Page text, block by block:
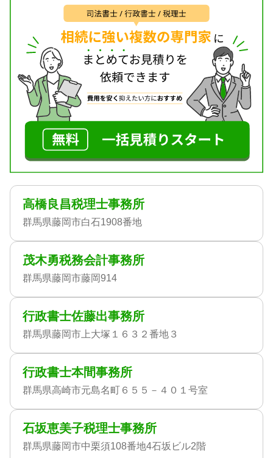
高橋良昌税理士事務所
群馬県藤岡市白石1908番地
茂木勇税務会計事務所
群馬県藤岡市藤岡914
行政書士佐藤出事務所
群馬県藤岡市上大塚１６３２番地３
行政書士本間事務所
群馬県高崎市元島名町６５５－４０１号室
石坂恵美子税理士事務所
群馬県藤岡市中栗須108番地4石坂ビル2階